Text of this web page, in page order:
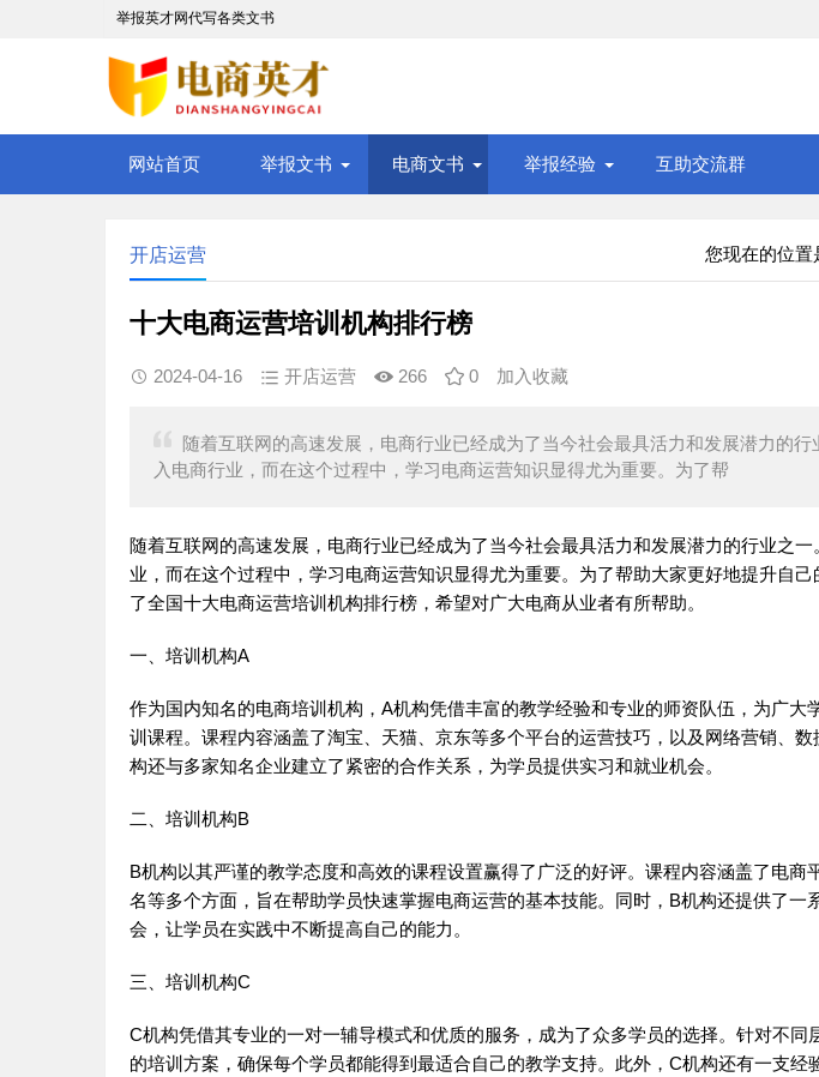
举报英才网代写各类文书
网站首页 举报文书 电商文书 举报经验 互助交流群
您现在的位置
开店运营
十大电商运营培训机构排行榜
2024-04-16 开店运营 266 0 加入收藏
随着互联网的高速发展，电商行业已经成为了当今社会最具活力和发展潜力的
入电商行业，而在这个过程中，学习电商运营知识显得尤为重要。为了帮
随着互联网的高速发展，电商行业已经成为了当今社会最具活力和发展潜力的行业之
业，而在这个过程中，学习电商运营知识显得尤为重要。为了帮助大家更好地提升自
了全国十大电商运营培训机构排行榜，希望对广大电商从业者有所帮助。
一、培训机构A
作为国内知名的电商培训机构，A机构凭借丰富的教学经验和专业的师资队伍，为广大
训课程。课程内容涵盖了淘宝、天猫、京东等多个平台的运营技巧，以及网络营销、
构还与多家知名企业建立了紧密的合作关系，为学员提供实习和就业机会。
二、培训机构B
B机构以其严谨的教学态度和高效的课程设置赢得了广泛的好评。课程内容涵盖了电商
名等多个方面，旨在帮助学员快速掌握电商运营的基本技能。同时，B机构还提供了一
会，让学员在实践中不断提高自己的能力。
三、培训机构C
C机构凭借其专业的一对一辅导模式和优质的服务，成为了众多学员的选择。针对不同
的培训方案，确保每个学员都能得到最适合自己的教学支持。此外，C机构还有一支经